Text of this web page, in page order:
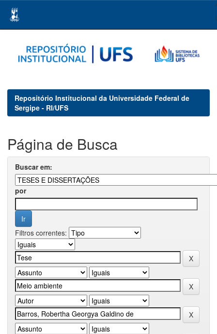
navigation
Repositório Institucional da Universidade Federal de
Sergipe - RI/UFS
Página de Busca
Buscar em:
por
Filtros correntes: